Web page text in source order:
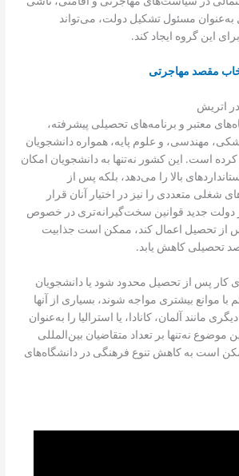
به‌عنوان مسئول تشکیل دولت، می‌تواند
این گروه ایجاد کند.
مقصد مهاجرتی
اتریش
معتبر و برنامه‌های تحصیلی پیشرفته،
مهندسی، و علوم پایه، همواره دانشجویان
است. این کشور نه‌تنها به دانشجویان امکان
بالا را می‌دهد، بلکه پس از
شغلی متعددی را نیز در اختیار آنان قرار
دولت جدید قوانین سخت‌گیرانه‌تری در خصوص
از تحصیل اعمال کند، ممکن است جذابیت
تحصیلی کاهش یابد.
کار پس از تحصیل محدود شود یا دانشجویان
با موانع بیشتری مواجه شوند، بسیاری از آنها
مانند آلمان، کانادا، یا استرالیا را به‌عنوان
موضوع نه‌تنها بر تعداد متقاضیان بین‌المللی
است به کاهش تنوع فرهنگی در دانشگاه‌های